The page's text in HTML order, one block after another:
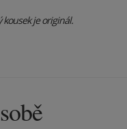
je originál.